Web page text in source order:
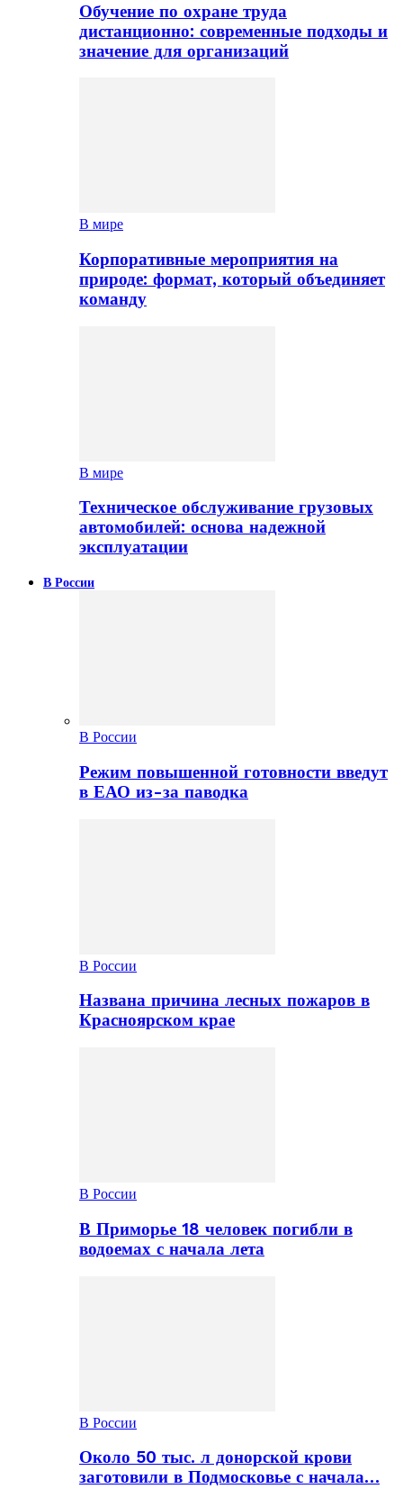
Обучение по охране труда
дистанционно: современные подходы и
значение для организаций
В мире
Корпоративные мероприятия на
природе: формат, который объединяет
команду
В мире
Техническое обслуживание грузовых
автомобилей: основа надежной
эксплуатации
В России
В России
Режим повышенной готовности введут
в ЕАО из-за паводка
В России
Названа причина лесных пожаров в
Красноярском крае
В России
В Приморье 18 человек погибли в
водоемах с начала лета
В России
Около 50 тыс. л донорской крови
заготовили в Подмосковье с начала…